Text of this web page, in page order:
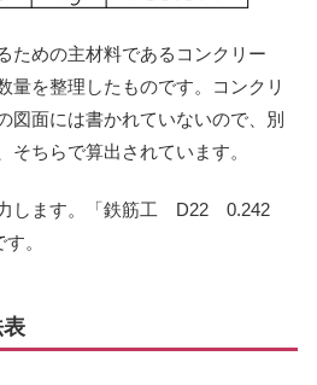
ための主材料であるコンクリー
量を整理したものです。コンクリ
図面には書かれていないので、別
そちらで算出されています。
します。「鉄筋工 D22 0.242
。